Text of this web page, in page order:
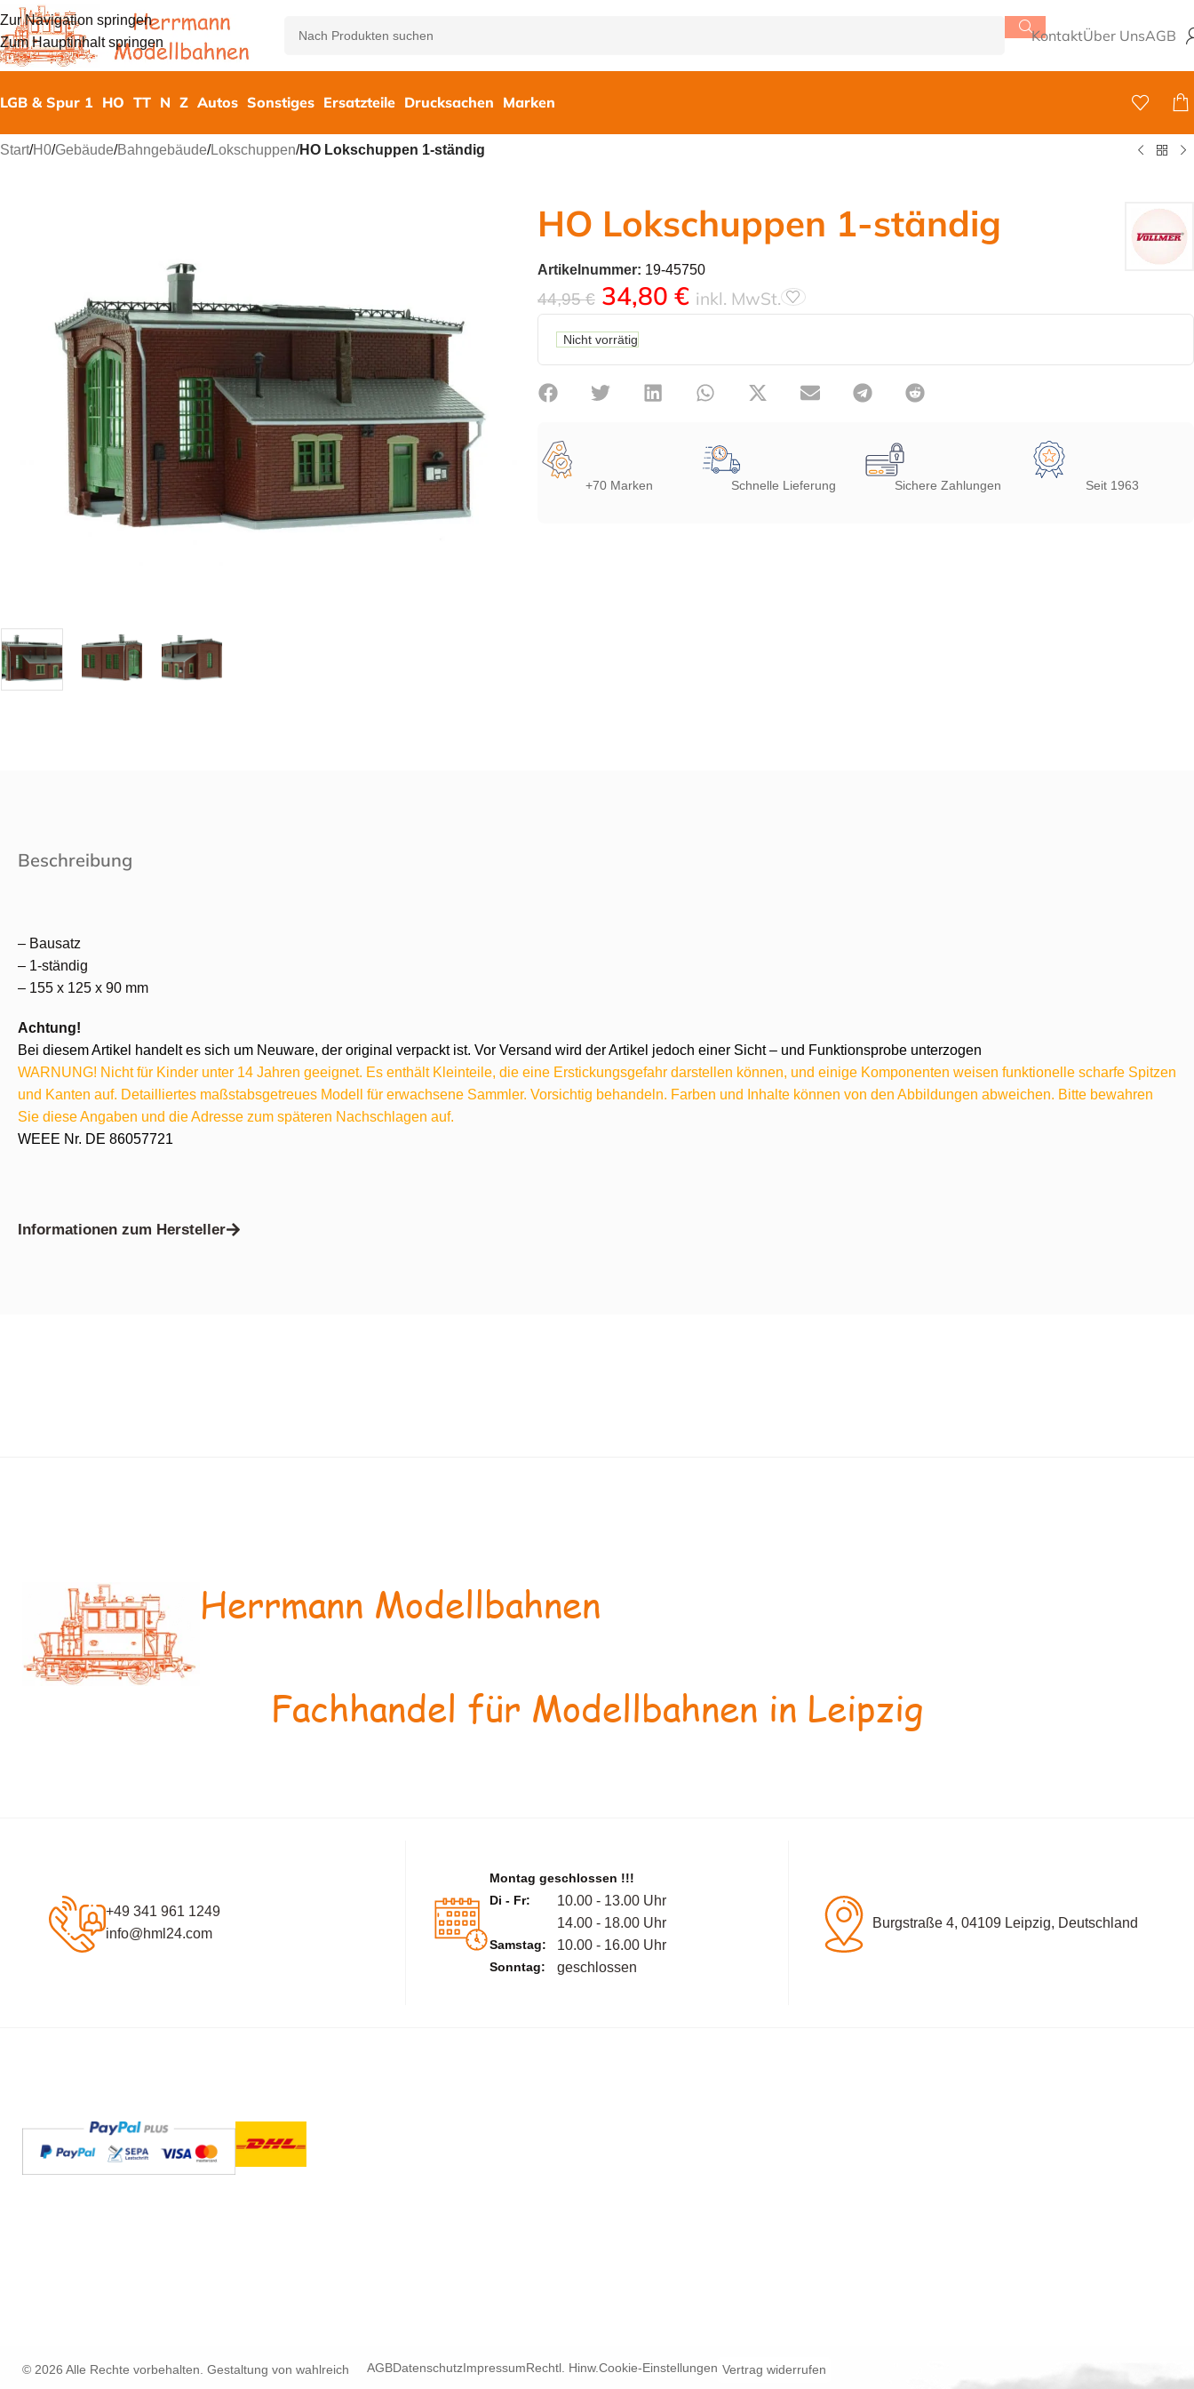
Zur Navigation springen
Zum Hauptinhalt springen
KontaktÜber UnsAGB
LGB & Spur 1 HO TT N Z Autos Sonstiges Ersatzteile Drucksachen Marken
Start/H0/Gebäude/Bahngebäude/Lokschuppen/HO Lokschuppen 1-ständig
HO Lokschuppen 1-ständig
Artikelnummer: 19-45750
44,95€ 34,80 € inkl. MwSt.
Nicht vorrätig
+70 Marken Schnelle Lieferung Sichere Zahlungen Seit 1963
Beschreibung
– Bausatz
– 1-ständig
– 155 x 125 x 90 mm
Achtung!
Bei diesem Artikel handelt es sich um Neuware, der original verpackt ist. Vor Versand wird der Artikel jedoch einer Sicht – und Funktionsprobe unterzogen
WARNUNG! Nicht für Kinder unter 14 Jahren geeignet. Es enthält Kleinteile, die eine Erstickungsgefahr darstellen können, und einige Komponenten weisen funktionelle scharfe Spitzen
und Kanten auf. Detailliertes maßstabsgetreues Modell für erwachsene Sammler. Vorsichtig behandeln. Farben und Inhalte können von den Abbildungen abweichen. Bitte bewahren
Sie diese Angaben und die Adresse zum späteren Nachschlagen auf.
WEEE Nr. DE 86057721
Informationen zum Hersteller
Herrmann Modellbahnen
Fachhandel für Modellbahnen in Leipzig
+49 341 961 1249
info@hml24.com
Montag geschlossen !!!
Di - Fr:
10.00 - 13.00 Uhr
14.00 - 18.00 Uhr
Samstag: 10.00 - 16.00 Uhr
Sonntag: geschlossen
Burgstraße 4, 04109 Leipzig, Deutschland
© 2026 Alle Rechte vorbehalten. Gestaltung von wahlreich AGBDatenschutzImpressumRechtl. Hinw.Cookie-Einstellungen Vertrag widerrufen